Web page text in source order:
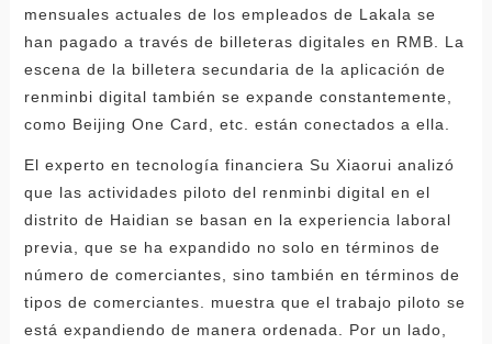
mensuales actuales de los empleados de Lakala se
han pagado a través de billeteras digitales en RMB. La
escena de la billetera secundaria de la aplicación de
renminbi digital también se expande constantemente,
como Beijing One Card, etc. están conectados a ella.
El experto en tecnología financiera Su Xiaorui analizó
que las actividades piloto del renminbi digital en el
distrito de Haidian se basan en la experiencia laboral
previa, que se ha expandido no solo en términos de
número de comerciantes, sino también en términos de
tipos de comerciantes. muestra que el trabajo piloto se
está expandiendo de manera ordenada. Por un lado,